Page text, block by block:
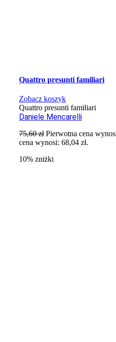
Quattro presunti familiari
Zobacz koszyk
Quattro presunti familiari
Daniele Mencarelli
75,60zł Pierwotna cena
cena wynosi: 68,04 zł.
10% zniżki